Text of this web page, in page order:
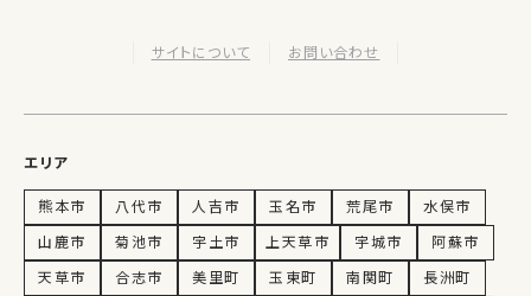
サイトについて お問い合わせ
エリア
熊本市 八代市 人吉市 玉名市 荒尾市
水俣市
山鹿市
菊池市 宇土市 上天草市 宇城市
阿蘇市
天草市
合志市 美里町 玉東町 南関町
長洲町